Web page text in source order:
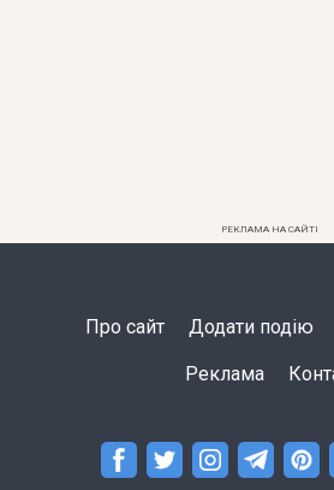
РЕКЛАМА НА САЙТІ
Про сайт Додати подію
Реклама